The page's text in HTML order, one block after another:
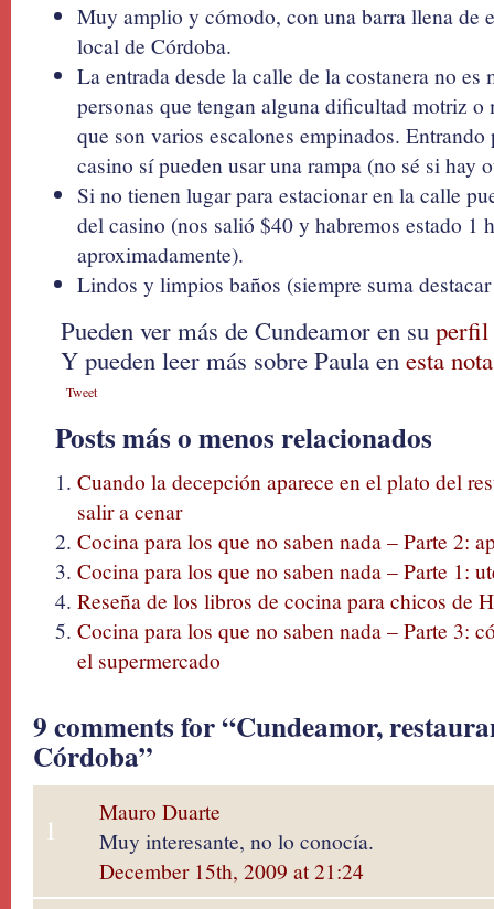
Muy amplio y cómodo, con una barra llena de
local de Córdoba.
La entrada desde la calle de la costanera no es
personas que tengan alguna dificultad motriz o
que son varios escalones empinados.
casino sí pueden usar una rampa (no sé si hay
Si no tienen lugar para estacionar en la calle
del casino (nos salió $40 y habremos estado 1
aproximadamente).
Lindos y limpios baños (siempre suma
Pueden ver más de Cundeamor en su perfil
Y pueden leer más sobre Paula en esta nota
Tweet
Posts más o menos relacionados
Cuando la decepción aparece en el plato del
salir a cenar
Cocina para los que no saben nada – Parte 2:
Cocina para los que no saben nada – Parte 1:
Reseña de los libros de cocina para chicos de
Cocina para los que no saben nada – Parte 3:
el supermercado
9 comments for “Cundeamor,
Córdoba”
1
Mauro Duarte
Muy interesante, no lo conocía.
December 15th, 2009 at 21:24